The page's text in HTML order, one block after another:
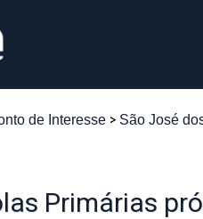
de Interesse São José
Primárias